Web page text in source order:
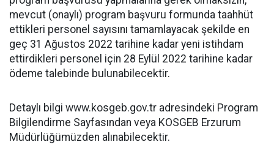
mevcut (onaylı) program başvuru formunda taahhüt
ettikleri personel sayısını tamamlayacak şekilde en
geç 31 Ağustos 2022 tarihine kadar yeni istihdam
ettirdikleri personel için 28 Eylül 2022 tarihine kadar
ödeme talebinde bulunabilecektir.
Detaylı bilgi www.kosgeb.gov.tr adresindeki Program
Bilgilendirme Sayfasından veya KOSGEB Erzurum
Müdürlüğümüzden alınabilecektir.